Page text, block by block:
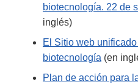
biotecnología. 22 de
inglés)
El Sitio web
biotecnología (en
Plan de acción para